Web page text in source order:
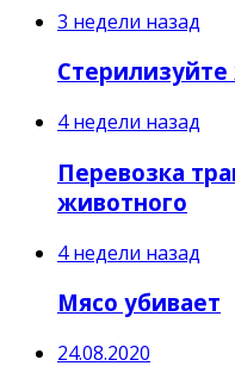
3 недели назад
4 недели назад
Перевозка
животного
4 недели назад
Мясо убивает
24.08.2020